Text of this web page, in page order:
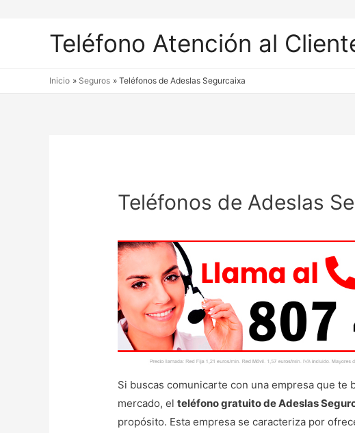
Teléfono Atención al
Inicio Seguros Teléfonos de Adeslas Segurcaixa
Teléfonos de Adeslas
Si buscas comunicarte con una empresa que
mercado, elteléfono gratuito de Adeslas
propósito. Esta empresa se caracteriza por